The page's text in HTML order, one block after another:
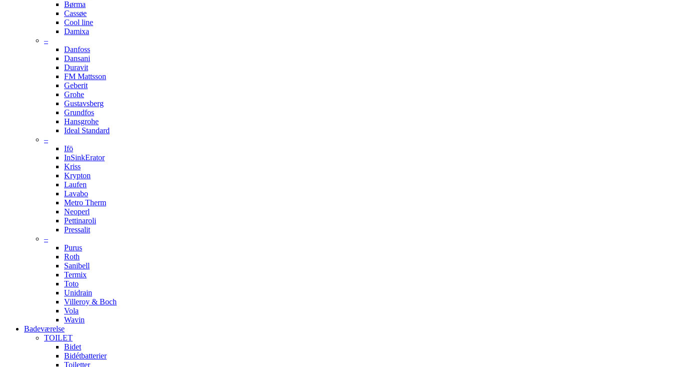
Børma
Cassøe
Cool line
Damixa
–
Danfoss
Dansani
Duravit
FM Mattsson
Geberit
Grohe
Gustavsberg
Grundfos
Hansgrohe
Ideal Standard
–
Ifö
InSinkErator
Kriss
Krypton
Laufen
Lavabo
Metro Therm
Neoperl
Pettinaroli
Pressalit
–
Purus
Roth
Sanibell
Termix
Toto
Unidrain
Villeroy & Boch
Vola
Wavin
Badeværelse
TOILET
Bidet
Bidétbatterier
Toiletter